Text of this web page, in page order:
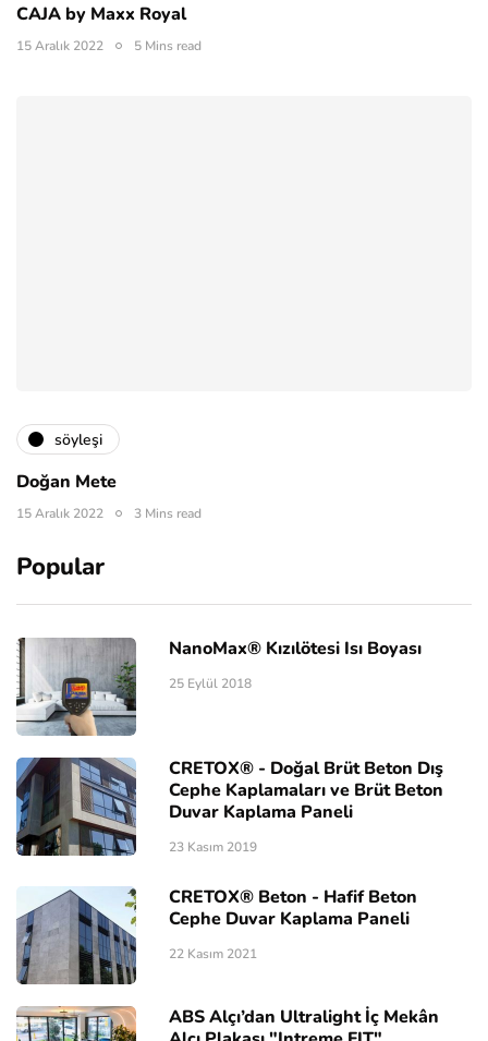
CAJA by Maxx Royal
15 Aralık 2022 5 Mins read
söyleşi
Doğan Mete
15 Aralık 2022 3 Mins read
Popular
NanoMax® Kızılötesi Isı Boyası
25 Eylül 2018
CRETOX® - Doğal Brüt Beton Dış
Cephe Kaplamaları ve Brüt Beton
Duvar Kaplama Paneli
23 Kasım 2019
CRETOX® Beton - Hafif Beton
Cephe Duvar Kaplama Paneli
22 Kasım 2021
ABS Alçı’dan Ultralight İç Mekân